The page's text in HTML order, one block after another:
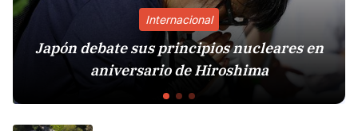
Internacional
Japón debate sus principios nucleares en
aniversario de Hiroshima